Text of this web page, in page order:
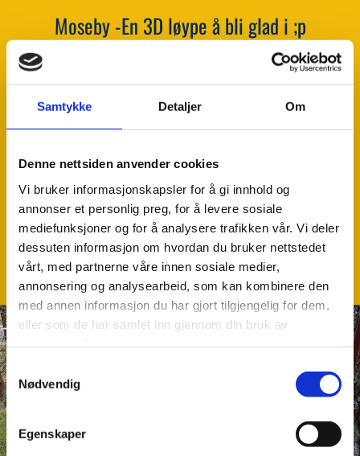
Samtykke Detaljer Om
Denne nettsiden anvender cookies
Vi bruker informasjonskapsler for å gi innhold og
annonser et personlig preg, for å levere sosiale
mediefunksjoner og for å analysere trafikken vår. Vi deler
dessuten informasjon om hvordan du bruker nettstedet
vårt, med partnerne våre innen sosiale medier,
annonsering og analysearbeid, som kan kombinere den
med annen informasjon du har gjort tilgjengelig for dem,
eller som de har samlet inn gjennom din bruk av
Samtykkevalg
Nødvendig
Egenskaper
Moseby -En 3D løype å bli glad i ;p
Bueskyting er i utgangspunktet en presisjonsidrett som
krever mye trening og høyt fokus. I skiveskyting så er det
få variasjoner.
I 3D bueskyting derimot er alle skudd forskjellige. Det er
frustrerende og motiverende alt etter hvordan man ser
det. Men det er nettopp dette som gir 3D bueskyting sin
særegenhet, og som gjør denne grenen så populær blant
bueskytterne.